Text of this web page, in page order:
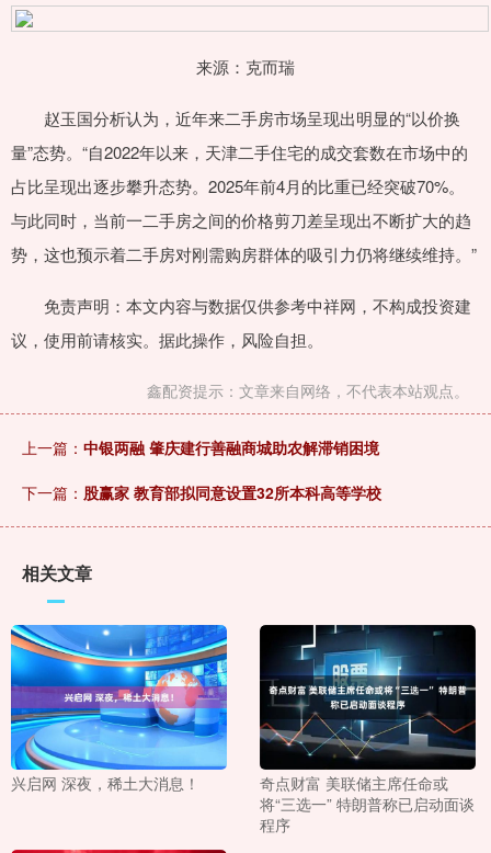
来源：克而瑞
赵玉国分析认为，近年来二手房市场呈现出明显的“以价换
量”态势。“自2022年以来，天津二手住宅的成交套数在市场中的
占比呈现出逐步攀升态势。2025年前4月的比重已经突破70%。
与此同时，当前一二手房之间的价格剪刀差呈现出不断扩大的趋
势，这也预示着二手房对刚需购房群体的吸引力仍将继续维持。”
免责声明：本文内容与数据仅供参考中祥网，不构成投资建
议，使用前请核实。据此操作，风险自担。
鑫配资提示：文章来自网络，不代表本站观点。
上一篇： 中银两融 肇庆建行善融商城助农解滞销困境
下一篇： 股赢家 教育部拟同意设置32所本科高等学校
相关文章
兴启网 深夜，稀土大消息！
奇点财富 美联储主席任命或
将“三选一” 特朗普称已启动面谈
程序